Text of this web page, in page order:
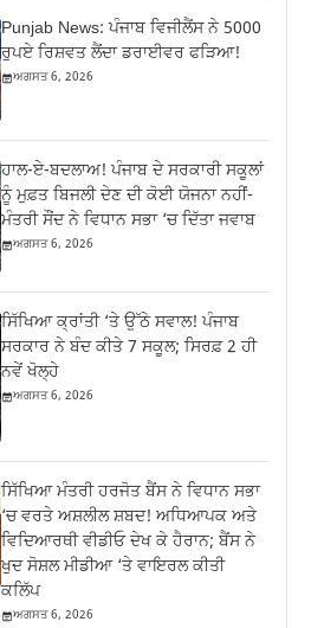
Punjab News: ਪੰਜਾਬ ਵਿਜੀਲੈਂਸ ਨੇ 5000
ਰੁਪਏ ਰਿਸ਼ਵਤ ਲੈਂਦਾ ਡਰਾਈਵਰ ਫੜਿਆ!
ਅਗਸਤ 6, 2026
ਹਾਲ-ਏ-ਬਦਲਾਅ! ਪੰਜਾਬ ਦੇ ਸਰਕਾਰੀ ਸਕੂਲਾਂ
ਨੂੰ ਮੁਫ਼ਤ ਬਿਜਲੀ ਦੇਣ ਦੀ ਕੋਈ ਯੋਜਨਾ ਨਹੀਂ-
ਮੰਤਰੀ ਸੌਂਦ ਨੇ ਵਿਧਾਨ ਸਭਾ ‘ਚ ਦਿੱਤਾ ਜਵਾਬ
ਅਗਸਤ 6, 2026
ਸਿੱਖਿਆ ਕ੍ਰਾਂਤੀ ‘ਤੇ ਉੱਠੇ ਸਵਾਲ! ਪੰਜਾਬ
ਸਰਕਾਰ ਨੇ ਬੰਦ ਕੀਤੇ 7 ਸਕੂਲ; ਸਿਰਫ਼ 2 ਹੀ
ਨਵੇਂ ਖੋਲ੍ਹੇ
ਅਗਸਤ 6, 2026
ਸਿੱਖਿਆ ਮੰਤਰੀ ਹਰਜੋਤ ਬੈਂਸ ਨੇ ਵਿਧਾਨ ਸਭਾ
‘ਚ ਵਰਤੇ ਅਸ਼ਲੀਲ ਸ਼ਬਦ! ਅਧਿਆਪਕ ਅਤੇ
ਵਿਦਿਆਰਥੀ ਵੀਡੀਓ ਦੇਖ ਕੇ ਹੈਰਾਨ; ਬੈਂਸ ਨੇ
ਖੁਦ ਸੋਸ਼ਲ ਮੀਡੀਆ ‘ਤੇ ਵਾਇਰਲ ਕੀਤੀ
ਕਲਿੱਪ
ਅਗਸਤ 6, 2026